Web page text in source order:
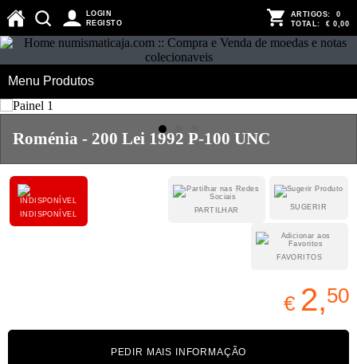
LOGIN
REGISTO
ARTIGOS: 0
TOTAL: € 0,00
Menu Produtos
Roménia - 200 Lei 1992 P-100 UNC
INDISPONÍVEL
SUGERIR
PARTILHAR
FAVORITOS
€ 2,50
PEDIR MAIS INFORMAÇÃO